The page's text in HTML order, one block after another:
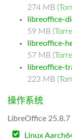
274 MB (
libreoffice-
59 MB (
libreoffice-
57 MB (
libreoffice-
223 MB (
操作系统
LibreOffice
Linux